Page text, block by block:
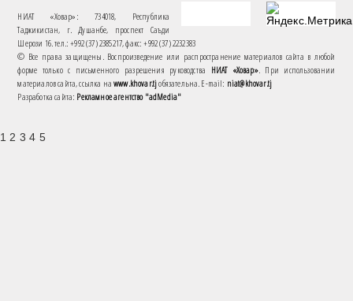
НИАТ «Ховар»: 734018, Республика
Таджикистан, г. Душанбе, проспект Саъди
Шерози 16. тел.: +992 (37) 2385217, факс: +992 (37) 2232383
© Все права защищены. Воспроизведение или распространение материалов сайта в любой
форме только с письменного разрешения руководства НИАТ «Ховар». При использовании
материалов сайта, ссылка наwww.khovar.tjобязательна. E-mail: niat@khovar.tj
Разработка сайта: Рекламное агентство "adMedia"
1 2 3 4 5